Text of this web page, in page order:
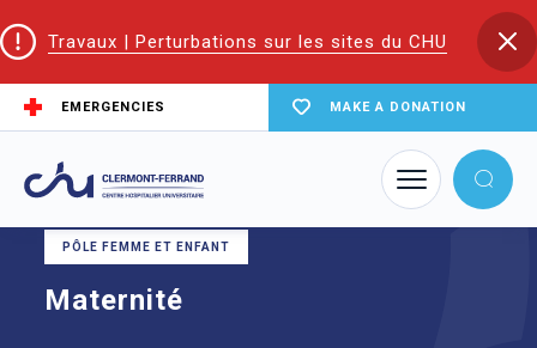
Travaux | Perturbations sur les sites du CHU
EMERGENCIES MAKE A DONATION
Home
PÔLE FEMME ET ENFANT
Maternité